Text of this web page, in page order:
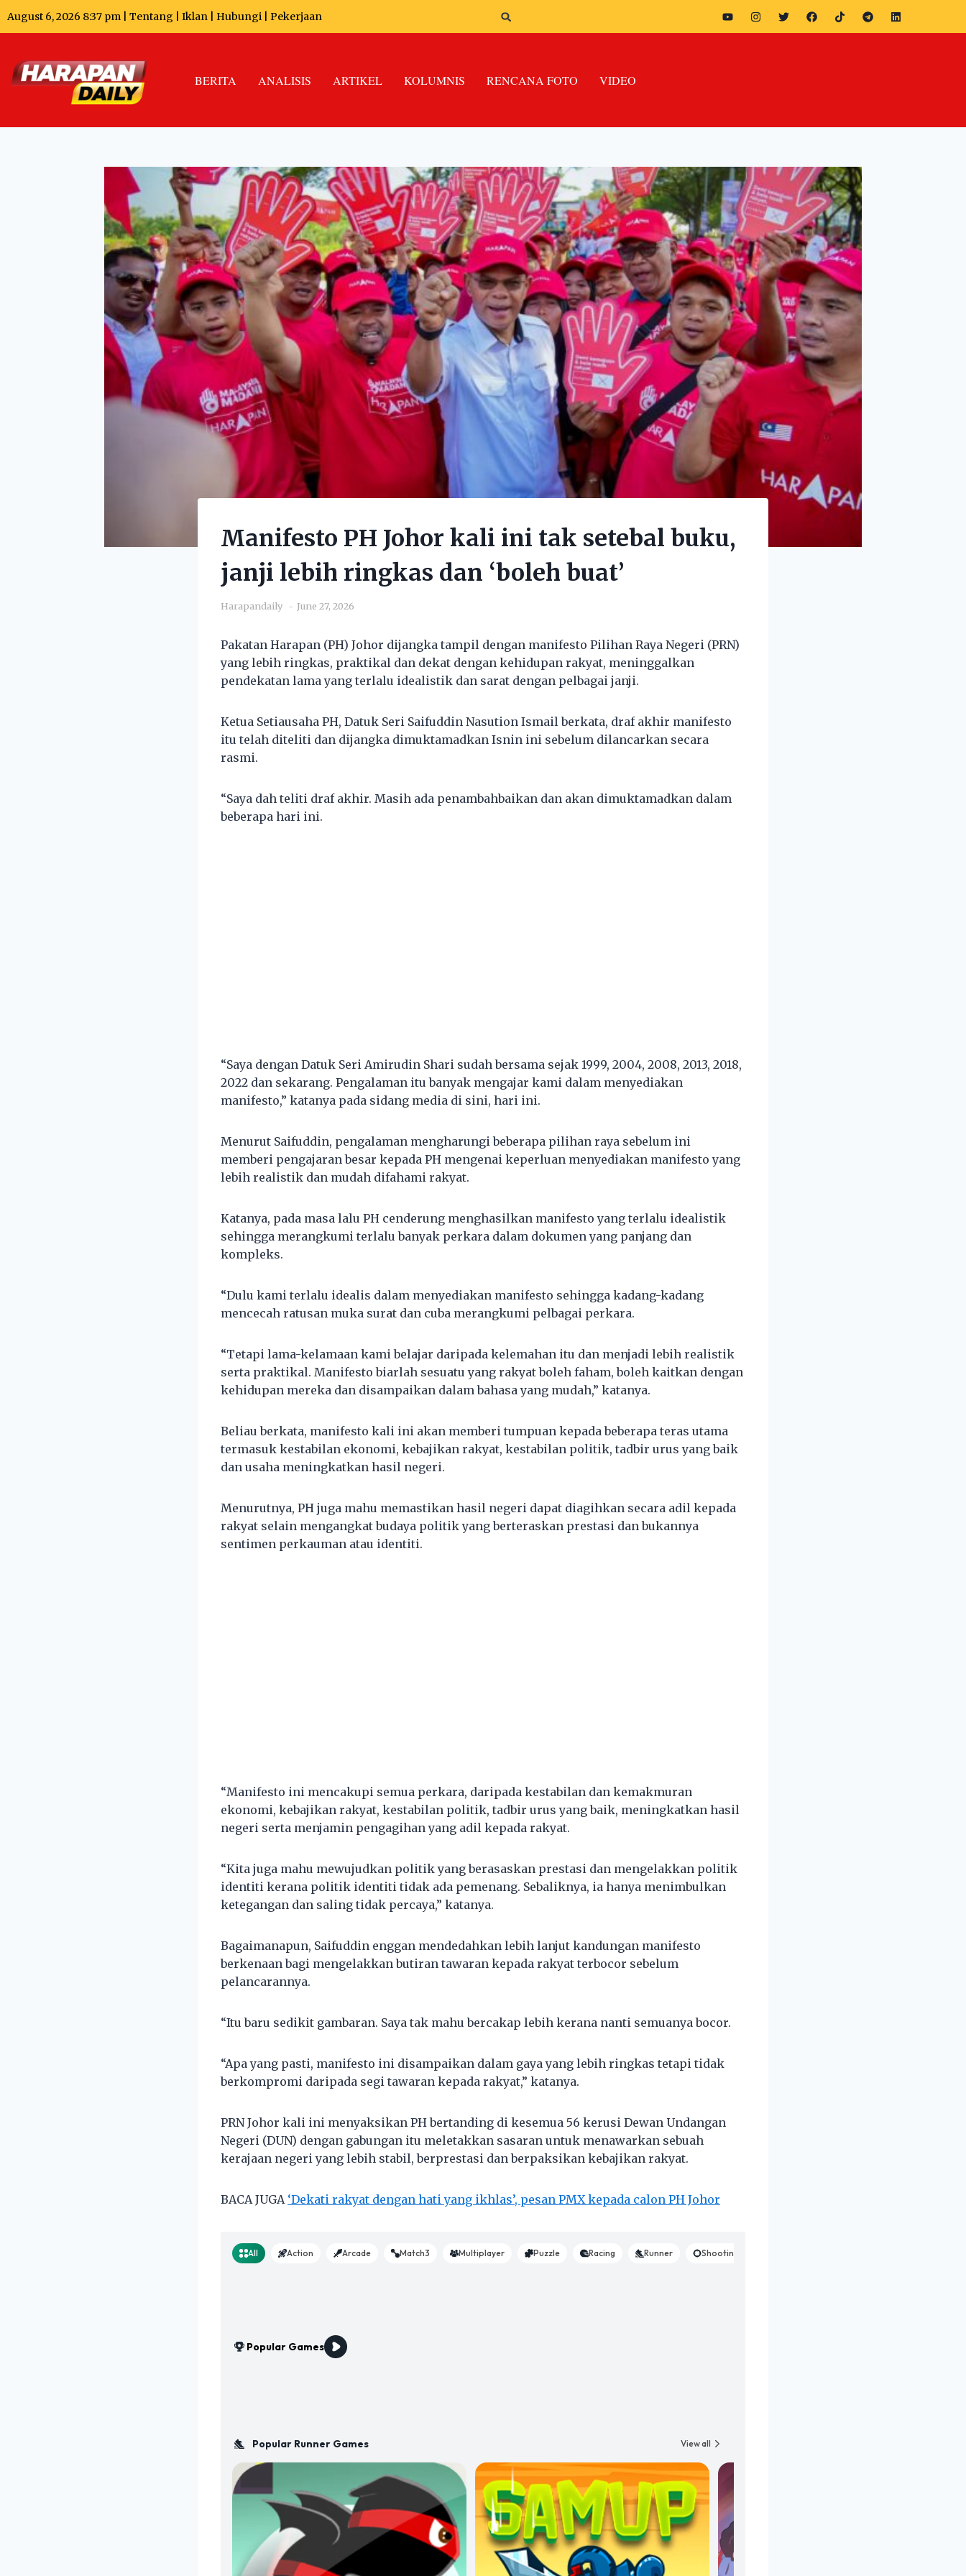
August 6, 2026 8:37 pm | Tentang Iklan Hubungi Pekerjaan
BERITA ANALISIS ARTIKEL KOLUMNIS RENCANA FOTO VIDEO
Manifesto PH Johor kali ini tak setebal buku,
janji lebih ringkas dan ‘boleh buat’
Harapandaily June 27, 2026
Pakatan Harapan (PH) Johor dijangka tampil dengan manifesto Pilihan Raya Negeri (PRN)
yang lebih ringkas, praktikal dan dekat dengan kehidupan rakyat, meninggalkan
pendekatan lama yang terlalu idealistik dan sarat dengan pelbagai janji.
Ketua Setiausaha PH, Datuk Seri Saifuddin Nasution Ismail berkata, draf akhir manifesto
itu telah diteliti dan dijangka dimuktamadkan Isnin ini sebelum dilancarkan secara
rasmi.
“Saya dah teliti draf akhir. Masih ada penambahbaikan dan akan dimuktamadkan dalam
beberapa hari ini.
“Saya dengan Datuk Seri Amirudin Shari sudah bersama sejak 1999, 2004, 2008, 2013, 2018,
2022 dan sekarang. Pengalaman itu banyak mengajar kami dalam menyediakan
manifesto,” katanya pada sidang media di sini, hari ini.
Menurut Saifuddin, pengalaman mengharungi beberapa pilihan raya sebelum ini
memberi pengajaran besar kepada PH mengenai keperluan menyediakan manifesto yang
lebih realistik dan mudah difahami rakyat.
Katanya, pada masa lalu PH cenderung menghasilkan manifesto yang terlalu idealistik
sehingga merangkumi terlalu banyak perkara dalam dokumen yang panjang dan
kompleks.
“Dulu kami terlalu idealis dalam menyediakan manifesto sehingga kadang-kadang
mencecah ratusan muka surat dan cuba merangkumi pelbagai perkara.
“Tetapi lama-kelamaan kami belajar daripada kelemahan itu dan menjadi lebih realistik
serta praktikal. Manifesto biarlah sesuatu yang rakyat boleh faham, boleh kaitkan dengan
kehidupan mereka dan disampaikan dalam bahasa yang mudah,” katanya.
Beliau berkata, manifesto kali ini akan memberi tumpuan kepada beberapa teras utama
termasuk kestabilan ekonomi, kebajikan rakyat, kestabilan politik, tadbir urus yang baik
dan usaha meningkatkan hasil negeri.
Menurutnya, PH juga mahu memastikan hasil negeri dapat diagihkan secara adil kepada
rakyat selain mengangkat budaya politik yang berteraskan prestasi dan bukannya
sentimen perkauman atau identiti.
“Manifesto ini mencakupi semua perkara, daripada kestabilan dan kemakmuran
ekonomi, kebajikan rakyat, kestabilan politik, tadbir urus yang baik, meningkatkan hasil
negeri serta menjamin pengagihan yang adil kepada rakyat.
“Kita juga mahu mewujudkan politik yang berasaskan prestasi dan mengelakkan politik
identiti kerana politik identiti tidak ada pemenang. Sebaliknya, ia hanya menimbulkan
ketegangan dan saling tidak percaya,” katanya.
Bagaimanapun, Saifuddin enggan mendedahkan lebih lanjut kandungan manifesto
berkenaan bagi mengelakkan butiran tawaran kepada rakyat terbocor sebelum
pelancarannya.
“Itu baru sedikit gambaran. Saya tak mahu bercakap lebih kerana nanti semuanya bocor.
“Apa yang pasti, manifesto ini disampaikan dalam gaya yang lebih ringkas tetapi tidak
berkompromi daripada segi tawaran kepada rakyat,” katanya.
PRN Johor kali ini menyaksikan PH bertanding di kesemua 56 kerusi Dewan Undangan
Negeri (DUN) dengan gabungan itu meletakkan sasaran untuk menawarkan sebuah
kerajaan negeri yang lebih stabil, berprestasi dan berpaksikan kebajikan rakyat.
BACA JUGA ‘Dekati rakyat dengan hati yang ikhlas’, pesan PMX kepada calon PH Johor